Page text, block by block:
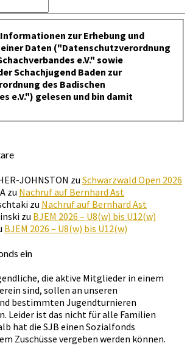
zur Erhebung und
Daten ("Datenschutzverordnung
e.V." sowie
Schachjugend Baden zur
des Badischen
e.V.") gelesen und bin damit
JOHNSTON zu Schwarzwald Open 2026
zu Nachruf auf Bernhard Ast
zu Nachruf auf Bernhard Ast
zu BJEM 2026 – U8(w) bis U12(w)
BJEM 2026 – U8(w) bis U12(w)
ein
die aktive Mitglieder in einem
sind, sollen an unseren
bestimmten Jugendturnieren
Leider ist das nicht für alle Familien
hat die SJB einen Sozialfonds
Zuschüsse vergeben werden können.